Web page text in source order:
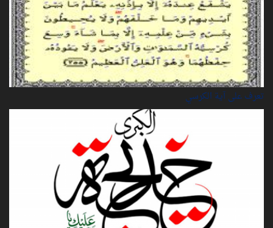
تعرف على آية الكرسي